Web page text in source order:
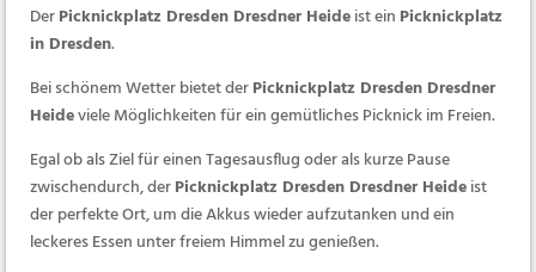
DerPicknickplatz Dresden Dresdner Heideist ein Picknickplatz
in Dresden.
Bei schönem Wetter bietet derPicknickplatz Dresden Dresdner
Heideviele Möglichkeiten für ein gemütliches Picknick im Freien.
Egal ob als Ziel für einen Tagesausflug oder als kurze Pause
zwischendurch, derPicknickplatz Dresden Dresdner Heideist
der perfekte Ort, um die Akkus wieder aufzutanken und ein
leckeres Essen unter freiem Himmel zu genießen.